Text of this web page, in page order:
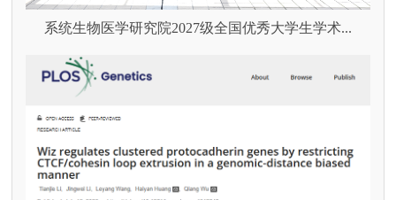
系统生物医学研究院2027级全国优秀大学生学术...